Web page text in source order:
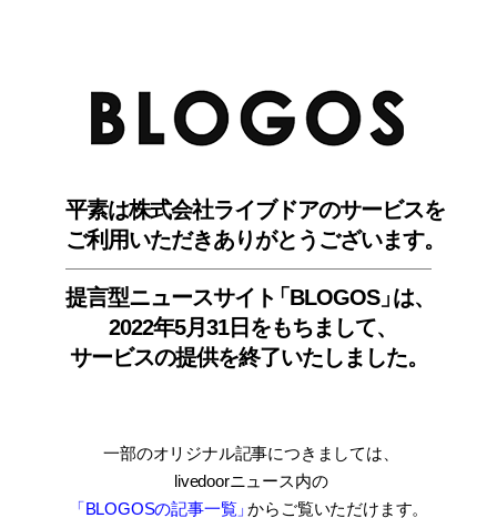
平素は株式会社ライブドアのサービスを
ご利用いただきありがとうございます。
提言型ニュースサイ ト「BLOGOS」は、
2022年5月31日をもちまして、
サービスの提供を終了いたしました。
一部のオリジナル記事につきましては
livedoorニュース内の
「BLOGOSの記事一覧」からご覧いただけます。